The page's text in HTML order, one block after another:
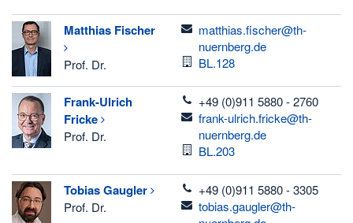
Matthias Fischer
Prof. Dr.
email
matthias.fischer@th-
nuernberg.de
Raum
BL.128
Frank-Ulrich
Fricke
Prof. Dr.
telefon
+49 (0)911 5880 - 2760
email
frank-ulrich.fricke@th-
nuernberg.de
Raum
BL.203
TobiasGaugler
Prof. Dr.
telefon
+49 (0)911 5880 - 3305
email
tobias.gaugler@th-